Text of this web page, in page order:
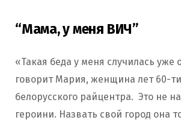
“Мама, у меня ВИЧ”
«Такая беда у меня случилась уже
говорит Мария, женщина лет 60-
белорусского райцентра. Это не
героини. Назвать свой город она